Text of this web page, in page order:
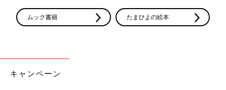
ムック書籍 たまひよの絵本
キャンペーン